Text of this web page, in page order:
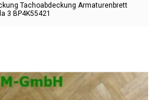
Tachoabdeckung Armaturenbrett
3 BP4K55421